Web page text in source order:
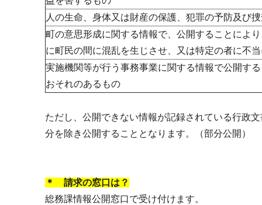
人の生命、身体又は財産の保護、犯罪の予防及び
町の意思形成に関する情報で、公開することによ
に町民の間に混乱を生じさせ、又は特定の者に不
実施機関等が行う事務事業に関する情報で公開す
おそれのあるもの
ただし、公開できない情報が記録されている行政
分を除き公開することとなります。（部分公開）
＊ 請求の窓口は？
総務課情報公開窓口で受け付けます。